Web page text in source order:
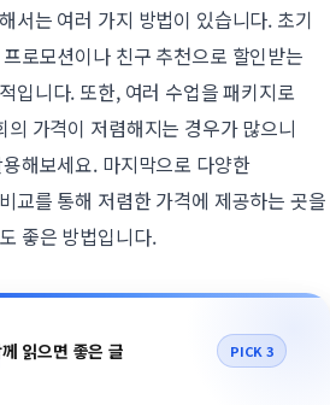
서는 여러 가지 방법이 있습니다. 초기
로모션이나 친구 추천으로 할인받는
입니다. 또한, 여러 수업을 패키지로
의 가격이 저렴해지는 경우가 많으니
해보세요. 마지막으로 다양한
교를 통해 저렴한 가격에 제공하는 곳을
좋은 방법입니다.
읽으면 좋은 글 PICK 3